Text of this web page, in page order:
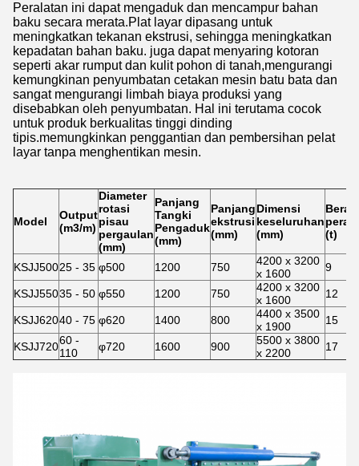
Peralatan ini dapat mengaduk dan mencampur bahan
baku secara merata.Plat layar dipasang untuk
meningkatkan tekanan ekstrusi, sehingga meningkatkan
kepadatan bahan baku. juga dapat menyaring kotoran
seperti akar rumput dan kulit pohon di tanah,mengurangi
kemungkinan penyumbatan cetakan mesin batu bata dan
sangat mengurangi limbah biaya produksi yang
disebabkan oleh penyumbatan. Hal ini terutama cocok
untuk produk berkualitas tinggi dinding
tipis.memungkinkan penggantian dan pembersihan pelat
layar tanpa menghentikan mesin.
Model
Output
(m3/m)
Diameter
rotasi
pisau
pergaulan
(mm)
Panjang
Tangki
Pengaduk
(mm)
Panjang
ekstrusi
(mm)
Dimensi
keseluruhan
(mm)
Berat
(t)
KSJJ50025 - 35 φ500 1200 750
4200 x 3200
x 1600
9
KSJJ55035 - 50 φ550 1200 750
4200 x 3200
x 1600
12
KSJJ62040 - 75 φ620 1400 800
4400 x 3500
x 1900
15
KSJJ72060 -
110
φ720 1600 900
5500 x 3800
x 2200
17